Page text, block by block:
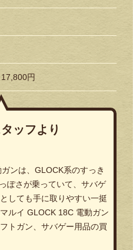
17,800円
ッフより
ンは、GLOCK系のすっき
ぽさが乗っていて、サバゲ
しても手に取りやすい一挺
ルイ GLOCK 18C 電動ガン
トガン、サバゲー用品の買